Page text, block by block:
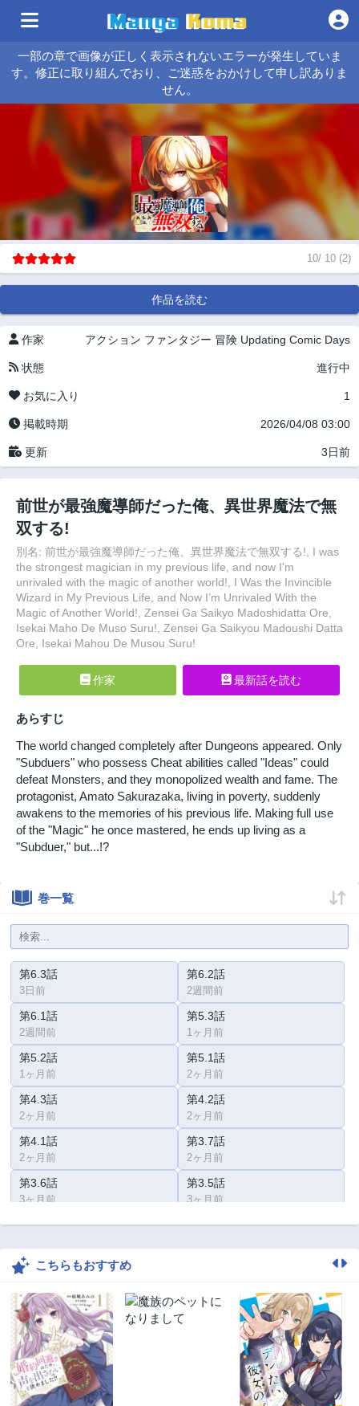
一部の章で画像が正しく表示されないエラーが発生していま
す。修正に取り組んでおり、ご迷惑をおかけして申し訳ありま
せん。
10/ 10 (2)
作品を読む
作家 アクション ファンタジー 冒険 Updating Comic Days
状態 進行中
お気に入り 1
掲載時期 2026/04/08 03:00
更新 3日前
前世が最強魔導師だった俺、異世界魔法で無
双する!
別名: 前世が最強魔導師だった俺、異世界魔法で無双する!, I was
the strongest magician in my previous life, and now I'm
unrivaled with the magic of another world!, I Was the Invincible
Wizard in My Previous Life, and Now I’m Unrivaled With the
Magic of Another World!, Zensei Ga Saikyo Madoshidatta Ore,
Isekai Maho De Muso Suru!, Zensei Ga Saikyou Madoushi Datta
Ore, Isekai Mahou De Musou Suru!
作家 最新話を読む
あらすじ
The world changed completely after Dungeons appeared. Only
"Subduers" who possess Cheat abilities called "Ideas" could
defeat Monsters, and they monopolized wealth and fame. The
protagonist, Amato Sakurazaka, living in poverty, suddenly
awakens to the memories of his previous life. Making full use
of the "Magic" he once mastered, he ends up living as a
"Subduer," but...!?
巻一覧
第6.3話
3日前
第6.2話
2週間前
第6.1話
2週間前
第5.3話
1ヶ月前
第5.2話
1ヶ月前
第5.1話
2ヶ月前
第4.3話
2ヶ月前
第4.2話
2ヶ月前
第4.1話
2ヶ月前
第3.7話
2ヶ月前
第3.6話
3ヶ月前
第3.5話
3ヶ月前
第3話 第2.5話
第2話こちらもおすすめ